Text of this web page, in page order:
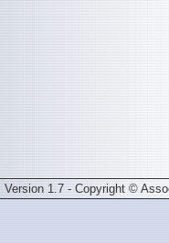
Version 1.7 - Copyright ©